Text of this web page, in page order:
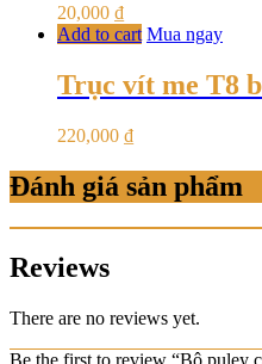
20,000 ₫
Add to cart Mua ngay
Trục vít me T8
220,000 ₫
Đánh giá sản phẩm
Reviews
There are no reviews yet.